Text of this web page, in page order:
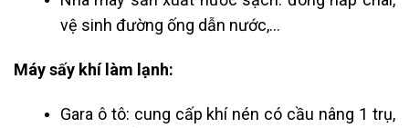
vệ sinh đường ống dẫn nước,…
Máy sấy khí làm lạnh:
Gara ô tô: cung cấp khí nén có cầu nâng 1 trụ,